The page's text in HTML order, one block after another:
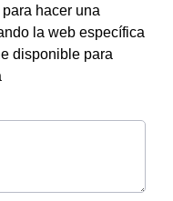
hacer una
la web específica
disponible para